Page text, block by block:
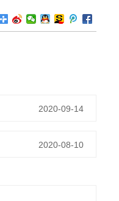
2020-09-14
2020-08-10